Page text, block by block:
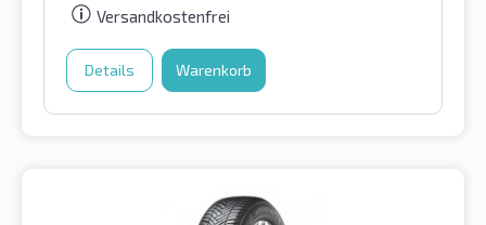
Versandkostenfrei
Details Warenkorb